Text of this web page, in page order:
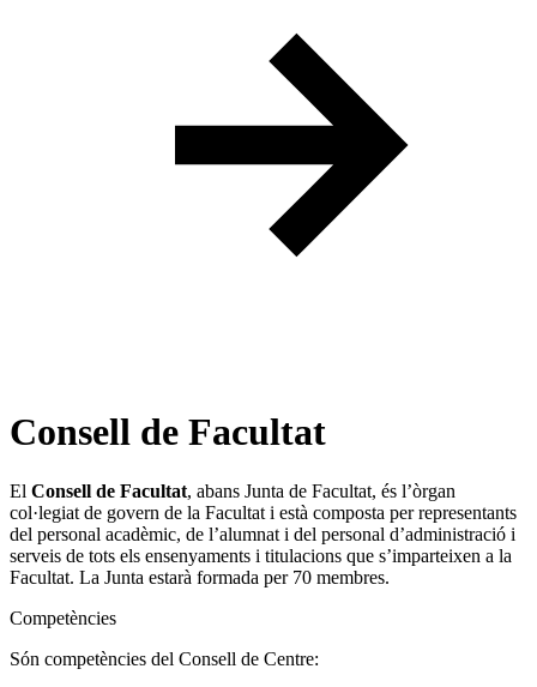
Consell de Facultat
El Consell de Facultat, abans Junta de Facultat, és l’òrgan
col·legiat de govern de la Facultat i està composta per representants
del personal acadèmic, de l’alumnat i del personal d’administració i
serveis de tots els ensenyaments i titulacions que s’imparteixen a la
Facultat. La Junta estarà formada per 70 membres.
Competències
Són competències del Consell de Centre: